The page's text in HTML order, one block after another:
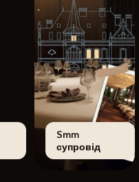
Smm
супровід